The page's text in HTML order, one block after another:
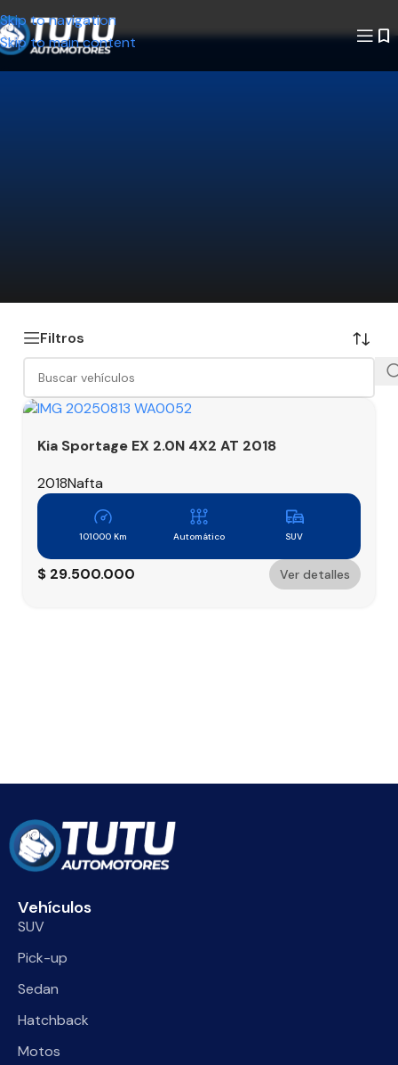
Skip to navigation
Skip to main content
Filtros
Kia Sportage EX 2.0N 4X2 AT 2018
2018Nafta
101000 Km Automático SUV
$ 29.500.000 Ver detalles
Vehículos
SUV
Pick-up
Sedan
Hatchback
Motos